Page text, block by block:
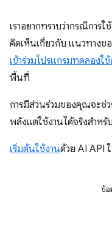
เราอยากทราบว่ากรณีการ
คิดเห็นเกี่ยวกับ แนวทางข
เข้าร่วมโปรแกรมทดลองใ
พื้นที่
การมีส่วนร่วมของคุณจะช่ว
พลังแต่ใช้งานได้จริงสำห
เริ่มต้นใช้งานด้วย AI API
ข้